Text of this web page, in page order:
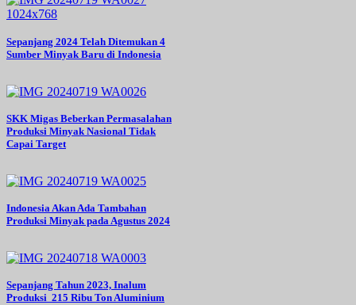
Sepanjang 2024 Telah Ditemukan 4
Sumber Minyak Baru di Indonesia
SKK Migas Beberkan Permasalahan
Produksi Minyak Nasional Tidak
Capai Target
Indonesia Akan Ada Tambahan
Produksi Minyak pada Agustus 2024
Sepanjang Tahun 2023, Inalum
Produksi 215 Ribu Ton Aluminium